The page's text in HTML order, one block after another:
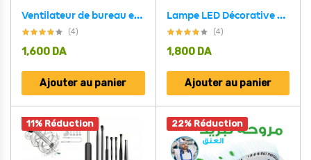
Ventilateur de bureau en forme de fruit de dessin animé, chargement USB
(4)
1,600 DA
Ajouter au panier
Lampe LED Décorative Étanche avec Capteur de Mouvement pour Toilettes
(4)
1,800 DA
Ajouter au panier
11% Réduction 22% Réduction